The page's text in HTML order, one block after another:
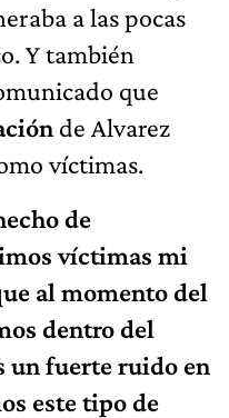
a las pocas
Y también
que
de Alvarez
víctimas.
de
víctimas mi
al momento del
dentro del
un fuerte ruido en
este tipo de